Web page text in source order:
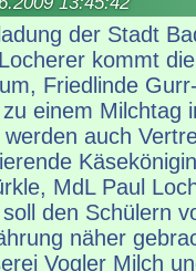
der Stadt
kommt
Friedlinde
einem Milchtag
auch
MdL Paul
den Schülern
näher
Vogler Milch